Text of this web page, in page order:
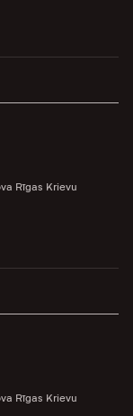
Rīgas Krievu
Rīgas Krievu